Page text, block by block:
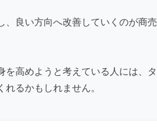
、良い方向へ改善していくのが商売
高めようと考えている人には、タ
るかもしれません。